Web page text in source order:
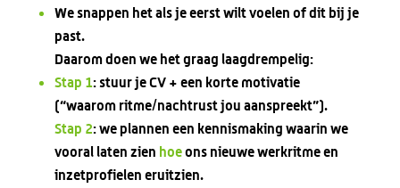
We snappen het als je eerst wilt voelen of dit bij je
past.
Daarom doen we het graag laagdrempelig:
Stap 1:stuur je CV + een korte motivatie
(“waarom ritme/nachtrust jou aanspreekt”).
Stap 2:we plannen een kennismaking waarin we
vooral laten zien hoeons nieuwe werkritme en
inzetprofielen eruitzien.